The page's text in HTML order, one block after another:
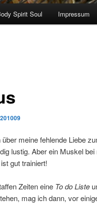
Spirit Soul Impressum
meine fehlende Liebe
lustig. Aber ein Muskel bei
gut trainiert!
Zeiten eine To do Liste
mag ich dann, vor